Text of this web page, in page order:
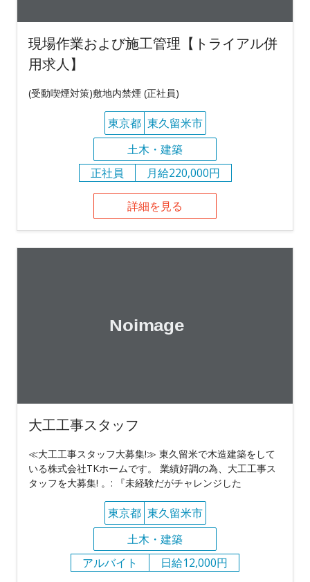
現場作業および施工管理【トライアル併
用求人】
(受動喫煙対策)敷地内禁煙 (正社員)
東京都 東久留米市
土木・建築
正社員
月給220,000円
詳細を見る
大工工事スタッフ
≪大工工事スタッフ大募集!≫ 東久留米で木造建築をして
いる株式会社TKホームです。 業績好調の為、大工工事ス
タッフを大募集! 。: 『未経験だがチャレンジした
東京都 東久留米市
土木・建築
アルバイト
日給12,000円